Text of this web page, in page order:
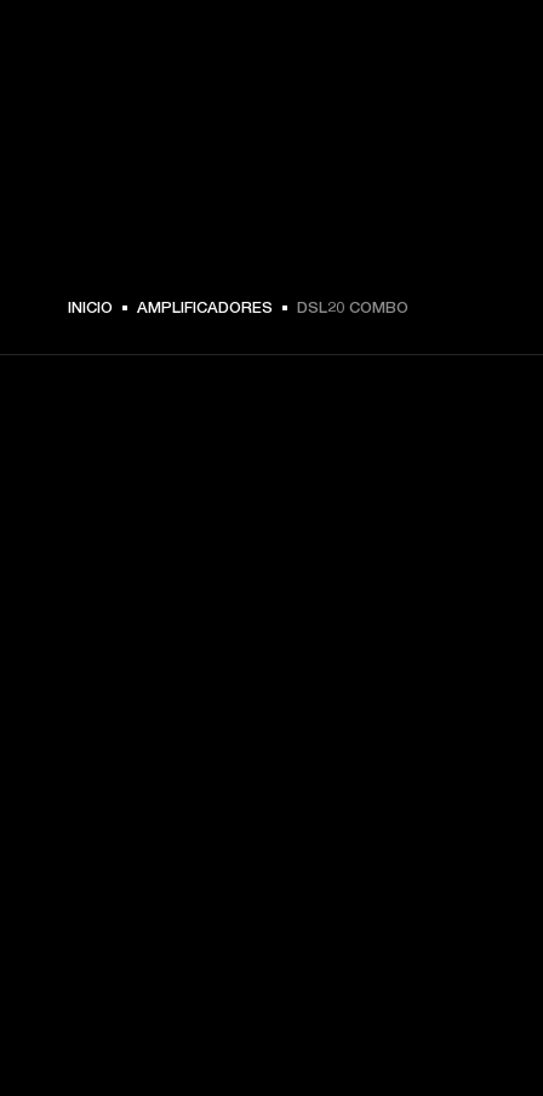
INICIO AMPLIFICADORES DSL20 COMBO